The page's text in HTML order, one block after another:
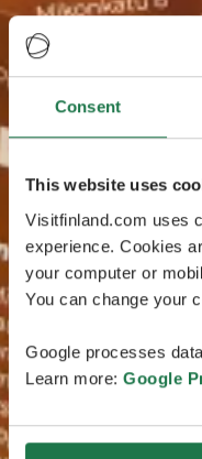
Consent
This website uses
Visitfinland.com uses
experience. Cookies
your computer or
You can change your
Google processes
Learn more: Google